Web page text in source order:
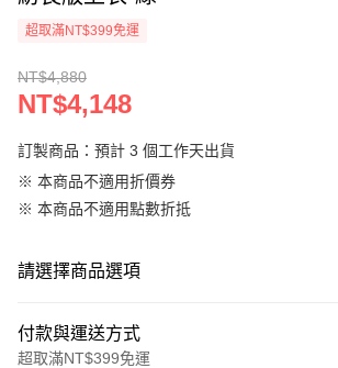
超取滿NT$399免運
NT$4,880
NT$4,148
訂製商品：預計 3 個工作天出貨
※ 本商品不適用折價券
※ 本商品不適用點數折抵
請選擇商品選項
付款與運送方式
超取滿NT$399免運